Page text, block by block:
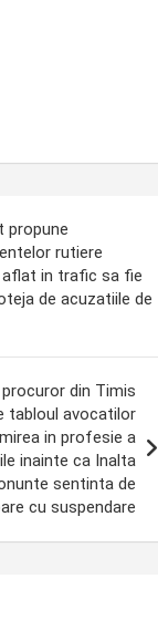
propune
rutiere
in trafic sa fie
de acuzatiile de
procuror din Timis
tabloul avocatilor
in profesie a
inainte ca Inalta
sentinta de
cu suspendare